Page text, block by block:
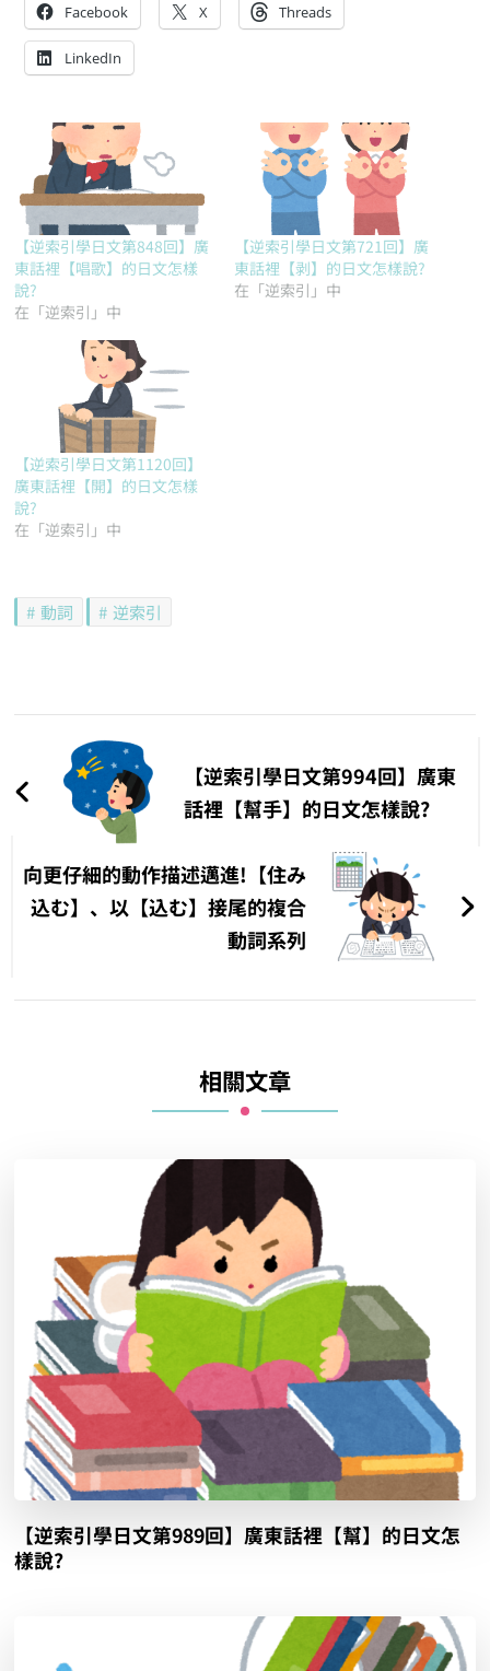
Facebook X Threads
LinkedIn
【逆索引學日文第848回】廣
東話裡【唱歌】的日文怎樣
說?
在「逆索引」中
【逆索引學日文第721回】廣
東話裡【剥】的日文怎樣說?
在「逆索引」中
【逆索引學日文第1120回】
廣東話裡【開】的日文怎樣
說?
在「逆索引」中
動詞 逆索引
章
導
覽
【逆索引學日文第994回】廣東
話裡【幫手】的日文怎樣說?
向更仔細的動作描述邁進!【住み
込む】、以【込む】接尾的複合
動詞系列
相關文章
【逆索引學日文第989回】廣東話裡【幫】的日文怎
樣說?